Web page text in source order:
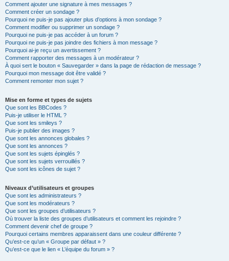
Comment ajouter une signature à mes messages ?
Comment créer un sondage ?
Pourquoi ne puis-je pas ajouter plus d’options à mon sondage ?
Comment modifier ou supprimer un sondage ?
Pourquoi ne puis-je pas accéder à un forum ?
Pourquoi ne puis-je pas joindre des fichiers à mon message ?
Pourquoi ai-je reçu un avertissement ?
Comment rapporter des messages à un modérateur ?
À quoi sert le bouton « Sauvegarder » dans la page de rédaction de message ?
Pourquoi mon message doit être validé ?
Comment remonter mon sujet ?
Mise en forme et types de sujets
Que sont les BBCodes ?
Puis-je utiliser le HTML ?
Que sont les smileys ?
Puis-je publier des images ?
Que sont les annonces globales ?
Que sont les annonces ?
Que sont les sujets épinglés ?
Que sont les sujets verrouillés ?
Que sont les icônes de sujet ?
Niveaux d’utilisateurs et groupes
Que sont les administrateurs ?
Que sont les modérateurs ?
Que sont les groupes d’utilisateurs ?
Où trouver la liste des groupes d’utilisateurs et comment les rejoindre ?
Comment devenir chef de groupe ?
Pourquoi certains membres apparaissent dans une couleur différente ?
Qu’est-ce qu’un « Groupe par défaut » ?
Qu’est-ce que le lien « L’équipe du forum » ?